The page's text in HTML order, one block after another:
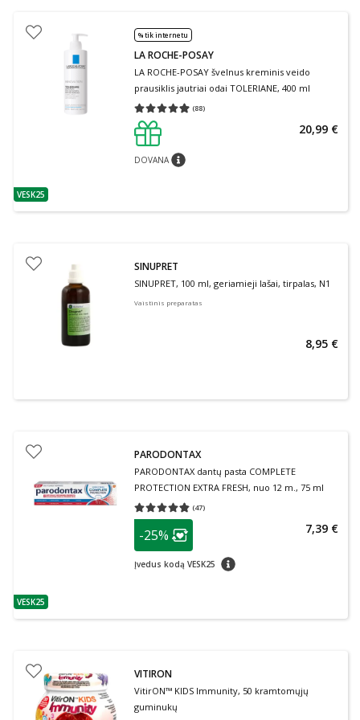
patarimas
VESK25
% tik internetu
LA ROCHE-POSAY
LA ROCHE-POSAY švelnus kreminis veido
prausiklis jautriai odai TOLERIANE, 400 ml
(88)
Vidutinis įvertinimas 4.91
DOVANApatarimas
20,99 €
SINUPRET
SINUPRET, 100 ml, geriamieji lašai, tirpalas, N1
Vaistinis preparatas
8,95 €
patarimas
VESK25
PARODONTAX
PARODONTAX dantų pasta COMPLETE
PROTECTION EXTRA FRESH, nuo 12 m., 75 ml
(47)
Vidutinis įvertinimas 4.79
patarimas
Lojalumo klubo narių nuolaida
-25%
Įvedus kodą VESK25 patarimas
7,39 €
VITIRON
VitirON™ KIDS Immunity, 50 kramtomųjų
guminukų